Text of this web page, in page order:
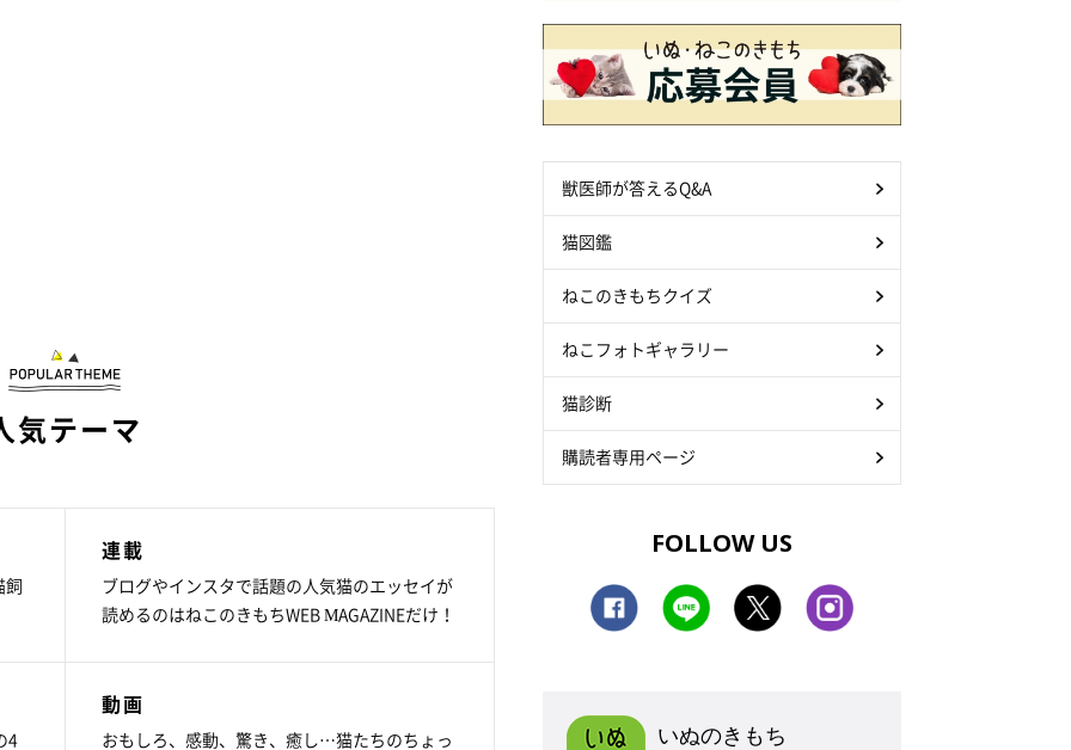
気テーマ
飼
連載
ブログやインスタで話題の人気猫のエッセイが
読めるのはねこのきもちWEB MAGAZINEだけ！
4
動画
おもしろ、感動、驚き、癒し…猫たちのちょっ
獣医師が答えるQ&A
猫図鑑
ねこのきもちクイズ
ねこフォトギャラリー
猫診断
購読者専用ページ
FOLLOW US
いぬのきもち